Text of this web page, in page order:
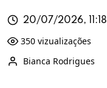
20/07/2026, 11:18
350 vizualizações
Bianca Rodrigues